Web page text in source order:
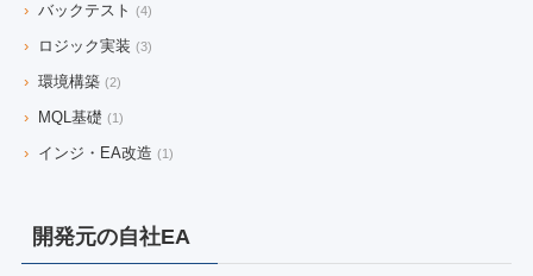
› バックテスト (4)
› ロジック実装 (3)
› 環境構築 (2)
› MQL基礎 (1)
› インジ・EA改造 (1)
開発元の自社EA